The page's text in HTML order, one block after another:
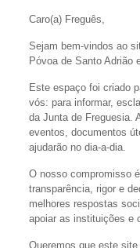
Caro(a) Freguês,
Sejam bem-vindos ao
Póvoa de Santo Adrião
Este espaço foi criado
vós: para informar,
da Junta de Freguesia.
eventos, documentos
ajudarão no dia-a-dia.
O nosso compromisso
transparência, rigor e
melhores respostas
apoiar as instituições e
Queremos que este